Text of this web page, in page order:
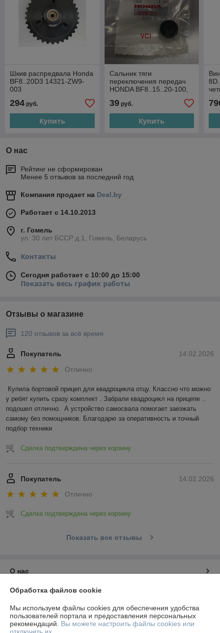
Шкив распредвала Honda
BF8..20D3 14321-ZW9-
003
294 руб.
Купить
Сальник тяги
переключения передач
HONDA BF8..15..20-100,
39руб.
Купить
О нас
Рейтинг не сформирован
Менее 5 отзывов за последний год
Компания продает на Deal.by
Работает с 14.10.2013
г. Гомель
ул. 30 лет БССР д.1, Гомель, Беларусь
Контакты
Сегодня работает с 10:00 до 15:00
Показать весь график работы
Отзывы о магазине
120 отзывов за всё время
14.02.2026
Покупатель
Отлично
Купила бортовой прицеп для квадроцикла отцу. Классно что можно
у ребят купить сразу комплект . Забрали квадроцикл на прицепе ..
подошел отлично.  А устройство самосвала помогает заезжать
самому без помощников. Благодарю за оперативность и точный
подбор техники
Сделка подтверждена через корзину
14.02.2026
Покупатель
Отлично
Сделка подтверждена через корзину
Показать все отзывы
О нас
Контакты
Доставка и оплата
Обработка файлов cookie
Мы используем файлы cookies для обеспечения удобства
пользователей портала и предоставления персональных
рекомендаций. Вы можете настроить файлы cookies или